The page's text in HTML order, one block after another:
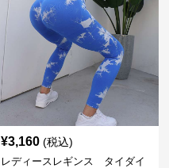
¥3,160 (税込)
レディースレギンス タイダイ